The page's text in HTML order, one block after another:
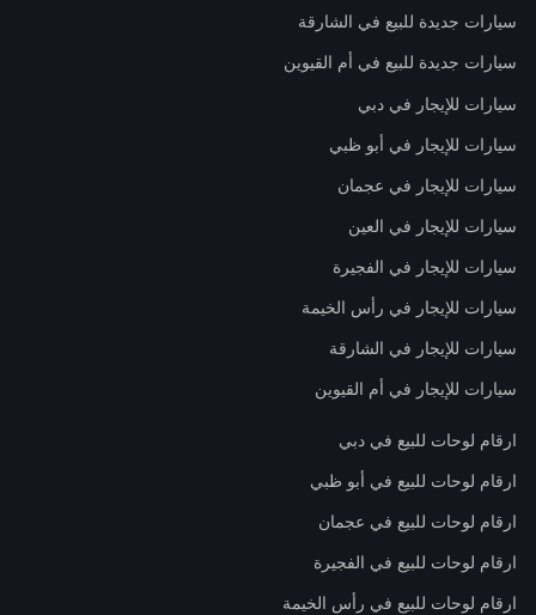
سيارات جديدة للبيع في الشارقة
سيارات جديدة للبيع في أم القيوين
سيارات للإيجار في دبي
سيارات للإيجار في أبو ظبي
سيارات للإيجار في عجمان
سيارات للإيجار في العين
سيارات للإيجار في الفجيرة
سيارات للإيجار في رأس الخيمة
سيارات للإيجار في الشارقة
سيارات للإيجار في أم القيوين
ارقام لوحات للبيع في دبي
ارقام لوحات للبيع في أبو ظبي
ارقام لوحات للبيع في عجمان
ارقام لوحات للبيع في الفجيرة
ارقام لوحات للبيع في رأس الخيمة